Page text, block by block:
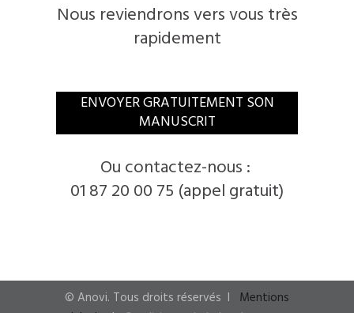
Nous reviendrons vers vous très
rapidement
​ENVOYER GRATUITEMENT SON
MANUSCRIT
​Ou contactez-nous :
01 87 20 00 75 (appel gratuit)
© ​Anovi. ​Tous droits réservés I ​ Mentions